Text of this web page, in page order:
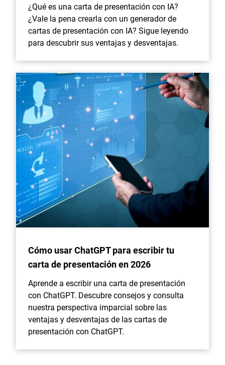
¿Qué es una carta de presentación con IA?
¿Vale la pena crearla con un generador de
cartas de presentación con IA? Sigue leyendo
para descubrir sus ventajas y desventajas.
Cómo usar ChatGPT para escribir tu
carta de presentación en 2026
Aprende a escribir una carta de presentación
con ChatGPT. Descubre consejos y consulta
nuestra perspectiva imparcial sobre las
ventajas y desventajas de las cartas de
presentación con ChatGPT.